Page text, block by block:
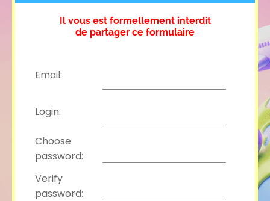
Il vous est formellement interdit
de partager ce formulaire
Email:
Login:
Choose
password:
Verify
password: